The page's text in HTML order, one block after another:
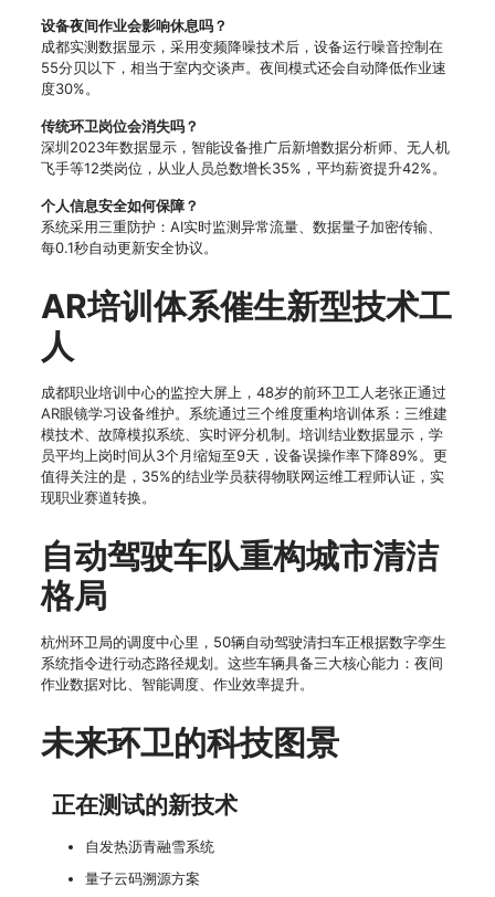
设备夜间作业会影响休息吗？
成都实测数据显示，采用变频降噪技术后，设备运行噪音控制在
55分贝以下，相当于室内交谈声。夜间模式还会自动降低作业速
度30%。
传统环卫岗位会消失吗？
深圳2023年数据显示，智能设备推广后新增数据分析师、无人机
飞手等12类岗位，从业人员总数增长35%，平均薪资提升42%。
个人信息安全如何保障？
系统采用三重防护：AI实时监测异常流量、数据量子加密传输、
每0.1秒自动更新安全协议。
AR培训体系催生新型技术工
人
成都职业培训中心的监控大屏上，48岁的前环卫工人老张正通过
AR眼镜学习设备维护。系统通过三个维度重构培训体系：三维建
模技术、故障模拟系统、实时评分机制。培训结业数据显示，学
员平均上岗时间从3个月缩短至9天，设备误操作率下降89%。更
值得关注的是，35%的结业学员获得物联网运维工程师认证，实
现职业赛道转换。
自动驾驶车队重构城市清洁
格局
杭州环卫局的调度中心里，50辆自动驾驶清扫车正根据数字孪生
系统指令进行动态路径规划。这些车辆具备三大核心能力：夜间
作业数据对比、智能调度、作业效率提升。
未来环卫的科技图景
正在测试的新技术
自发热沥青融雪系统
量子云码溯源方案